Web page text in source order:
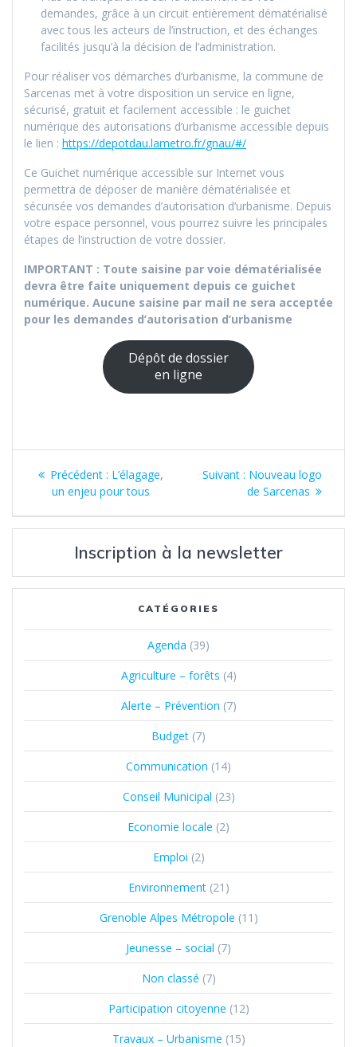
demandes, grâce à un circuit entièrement dématérialisé
avec tous les acteurs de l’instruction, et des échanges
facilités jusqu’à la décision de l’administration.
Pour réaliser vos démarches d’urbanisme, la commune de
Sarcenas met à votre disposition un service en ligne,
sécurisé, gratuit et facilement accessible : le guichet
numérique des autorisations d’urbanisme accessible depuis
le lien : https://depotdau.lametro.fr/gnau/#/
Ce Guichet numérique accessible sur Internet vous
permettra de déposer de manière dématérialisée et
sécurisée vos demandes d’autorisation d’urbanisme. Depuis
votre espace personnel, vous pourrez suivre les principales
étapes de l’instruction de votre dossier.
IMPORTANT : Toute saisine par voie dématérialisée
devra être faite uniquement depuis ce guichet
numérique. Aucune saisine par mail ne sera acceptée
pour les demandes d’autorisation d’urbanisme
Dépôt de dossier
en ligne
Navigation
l’article
Précédent : Article
précédent
L’élagage,
un enjeu pour tous
Suivant : Article
suivant
Nouveau logo
de Sarcenas
Inscription à la newsletter
CATÉGORIES
Agenda (39)
Agriculture – forêts (4)
Alerte – Prévention (7)
Budget (7)
Communication (14)
Conseil Municipal (23)
Economie locale (2)
Emploi (2)
Environnement(21)
Grenoble Alpes Métropole (11)
Jeunesse – social (7)
Non classé (7)
Participation citoyenne (12)
Travaux – Urbanisme (15)